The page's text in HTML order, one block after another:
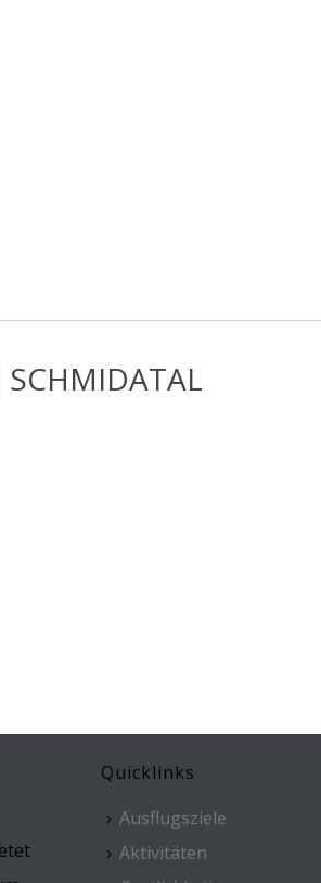
Quicklinks
Ausflugsziele
Aktivitäten